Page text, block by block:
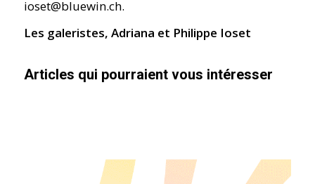
ioset@bluewin.ch.
Les galeristes, Adriana et Philippe Ioset
Articles qui pourraient vous intéresser